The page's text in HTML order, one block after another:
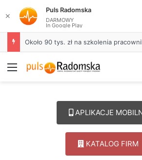
Menu
APLIKACJE
KATALOG FIRM
✕
Puls Radomska
DARMOWY
In Google Play